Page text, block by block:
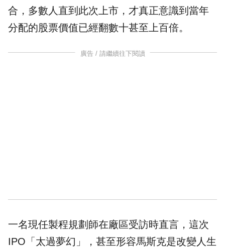
合，多數人直到此次上市，才真正意識到當年
分配的股票價值已經翻數十甚至上百倍。
廣告 / 請繼續往下閱讀
一名現任製程規劃師在廠區受訪時直言，這次
IPO「太過夢幻」，甚至形容馬斯克是改變人生